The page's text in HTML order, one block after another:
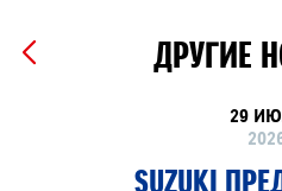
ДРУГИЕ
29
SUZUKI